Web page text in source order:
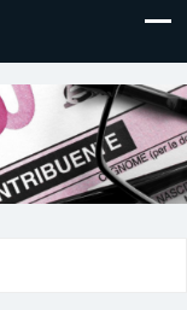
amministrativa,